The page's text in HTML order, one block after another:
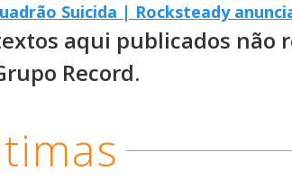
Suicida | Rocksteady
aqui publicados não
Record.